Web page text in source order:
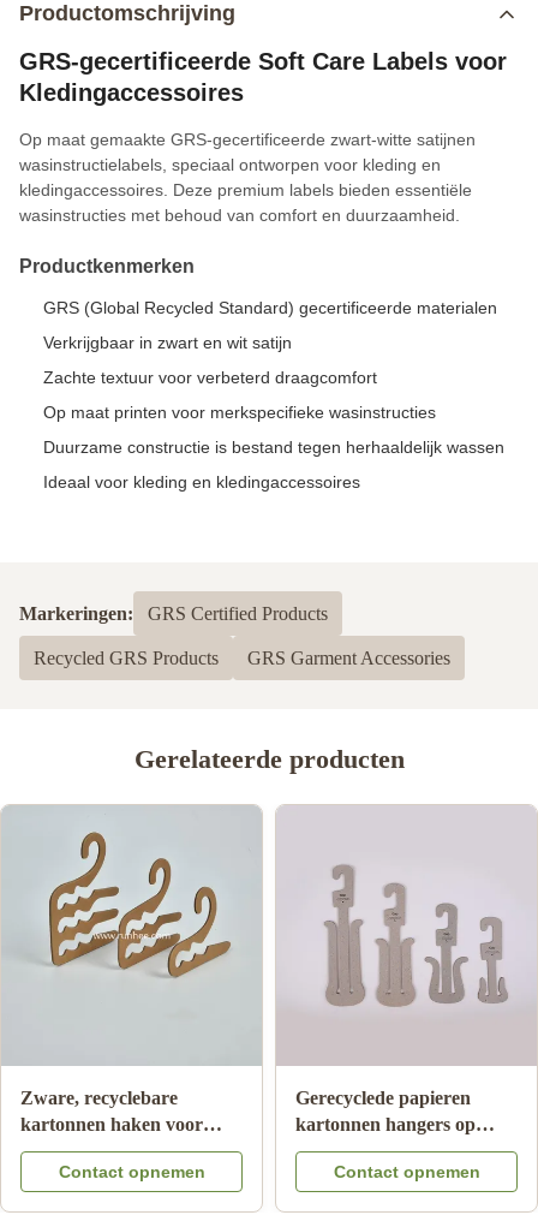
Productomschrijving
GRS-gecertificeerde Soft Care Labels voor
Kledingaccessoires
Op maat gemaakte GRS-gecertificeerde zwart-witte satijnen
wasinstructielabels, speciaal ontworpen voor kleding en
kledingaccessoires. Deze premium labels bieden essentiële
wasinstructies met behoud van comfort en duurzaamheid.
Productkenmerken
GRS (Global Recycled Standard) gecertificeerde materialen
Verkrijgbaar in zwart en wit satijn
Zachte textuur voor verbeterd draagcomfort
Op maat printen voor merkspecifieke wasinstructies
Duurzame constructie is bestand tegen herhaaldelijk wassen
Ideaal voor kleding en kledingaccessoires
Markeringen: GRS Certified Products
Recycled GRS Products GRS Garment Accessories
Gerelateerde producten
Zware, recyclebare
kartonnen haken voor
sokken, 2,0 mm ~ 3,5 mm
Contact opnemen
Gerecyclede papieren
kartonnen hangers op
maat, 10 cm breed voor
slippers en schoenen
Contact opnemen